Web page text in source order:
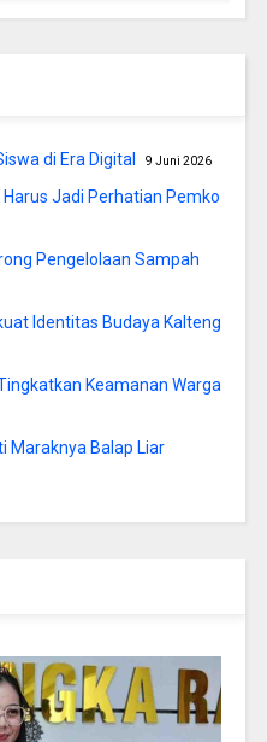
di Era Digital 9 Juni 2026
Jadi Perhatian Pemko
Pengelolaan Sampah
Identitas Budaya Kalteng
Keamanan Warga
Maraknya Balap Liar